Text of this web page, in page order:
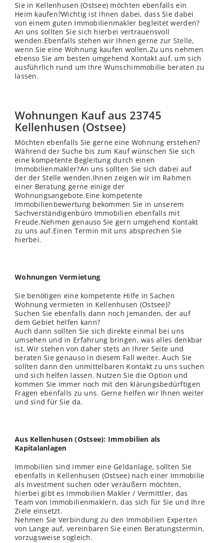
Sie in Kellenhusen (Ostsee) möchten ebenfalls ein
Heim kaufen?Wichtig ist Ihnen dabei, dass Sie dabei
von einem guten Immobilienmakler begleitet werden?
An uns sollten Sie sich hierbei vertrauensvoll
wenden.Ebenfalls stehen wir Ihnen gerne zur Stelle,
wenn Sie eine Wohnung kaufen wollen.Zu uns nehmen
ebenso Sie am besten umgehend Kontakt auf, um sich
ausführlich rund um Ihre Wunschimmobilie beraten zu
lassen.
Wohnungen Kauf aus 23745
Kellenhusen (Ostsee)
Möchten ebenfalls Sie gerne eine Wohnung erstehen?
Während der Suche bis zum Kauf wünschen Sie sich
eine kompetente Begleitung durch einen
Immobilienmakler?An uns sollten Sie sich dabei auf
der der Stelle wenden.Ihnen zeigen wir im Rahmen
einer Beratung gerne einige der
Wohnungsangebote.Eine kompetente
Immobilienbewertung bekommen Sie in unserem
Sachverständigenbüro Immobilien ebenfalls mit
Freude.Nehmen genauso Sie gern umgehend Kontakt
zu uns auf.Einen Termin mit uns absprechen Sie
hierbei.
Wohnungen Vermietung
Sie benötigen eine kompetente Hilfe in Sachen
Wohnung vermieten in Kellenhusen (Ostsee)?
Suchen Sie ebenfalls dann noch jemanden, der auf
dem Gebiet helfen kann?
Auch dann sollten Sie sich direkte einmal bei uns
umsehen und in Erfahrung bringen, was alles denkbar
ist. Wir stehen von daher stets an Ihrer Seite und
beraten Sie genauso in diesem Fall weiter. Auch Sie
sollten dann den unmittelbaren Kontakt zu uns suchen
und sich helfen lassen. Nutzen Sie die Option und
kommen Sie immer noch mit den klärungsbedürftigen
Fragen ebenfalls zu uns. Gerne helfen wir Ihnen weiter
und sind für Sie da.
Aus Kellenhusen (Ostsee): Immobilien als
Kapitalanlagen
Immobilien sind immer eine Geldanlage, sollten Sie
ebenfalls in Kellenhusen (Ostsee) nach einer Immobilie
als Investment suchen oder veräußern möchten,
hierbei gibt es Immobilien Makler / Vermittler, das
Team von Immobilienmaklern, das sich für Sie und Ihre
Ziele einsetzt.
Nehmen Sie Verbindung zu den Immobilien Experten
von Lange auf, vereinbaren Sie einen Beratungstermin,
vorzugsweise sogleich.